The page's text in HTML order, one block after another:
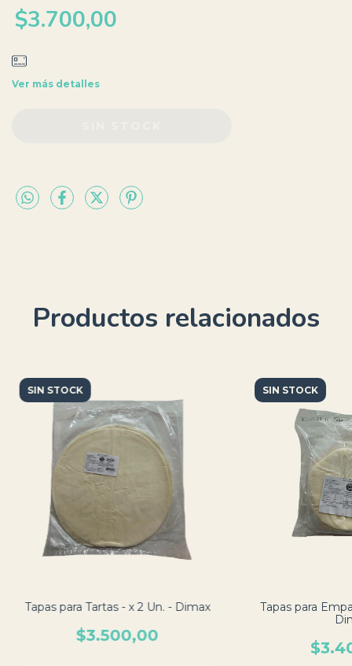
$3.700,00
Ver más detalles
Productos relacionados
SIN STOCK
Tapas para Tartas - x 2 Un. - Dimax
$3.500,00
SIN STOCK
Tapas para